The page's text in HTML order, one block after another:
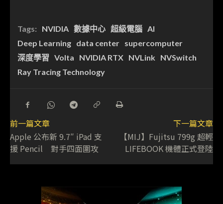
Tags: NVIDIA 數據中心 超級電腦 AI
Deep Learning data center supercomputer
深度學習 Volta NVIDIA RTX NVLink
NVSwitch
Ray Tracing Technology
前一篇文章
Apple 公布新 9.7″ iPad 支
援 Pencil 對手四面圍攻
下一篇文章
【MIJ】Fujitsu 799g 超輕
LIFEBOOK 機體正式登陸